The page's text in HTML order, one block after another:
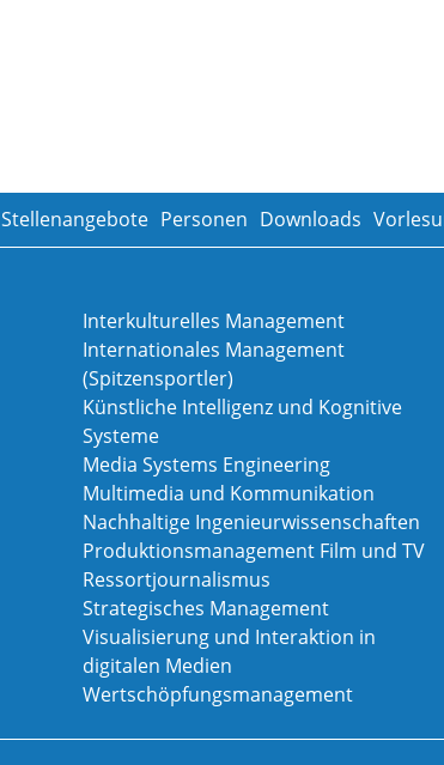
Stellenangebote Personen Downloads
Interkulturelles Management
Internationales Management
(Spitzensportler)
Künstliche Intelligenz und Kognitive
Systeme
Media Systems Engineering
Multimedia und Kommunikation
Nachhaltige Ingenieurwissenschaften
Produktionsmanagement Film und TV
Ressortjournalismus
Strategisches Management
Visualisierung und Interaktion in
digitalen Medien
Wertschöpfungsmanagement